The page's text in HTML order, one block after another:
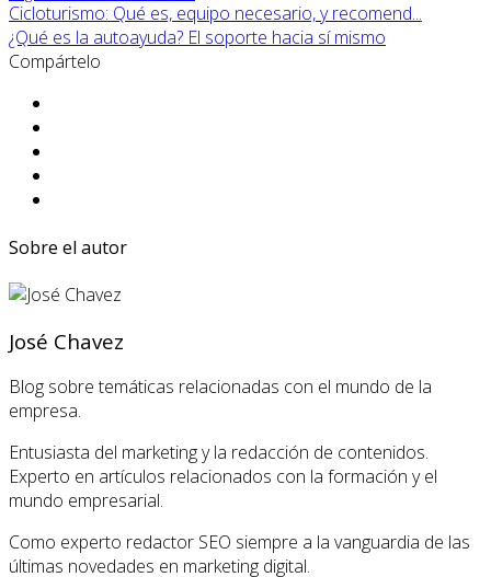
Cicloturismo: Qué es, equipo necesario, y recomend...
¿Qué es la autoayuda? El soporte hacia sí mismo
Compártelo
Sobre el autor
José Chavez
Blog sobre temáticas relacionadas con el mundo de la
empresa.
Entusiasta del marketing y la redacción de contenidos.
Experto en artículos relacionados con la formación y el
mundo empresarial.
Como experto redactor SEO siempre a la vanguardia de las
últimas novedades en marketing digital.